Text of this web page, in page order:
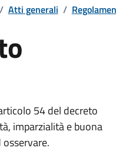
/ Atti generali /
54 del decreto
imparzialità e buona